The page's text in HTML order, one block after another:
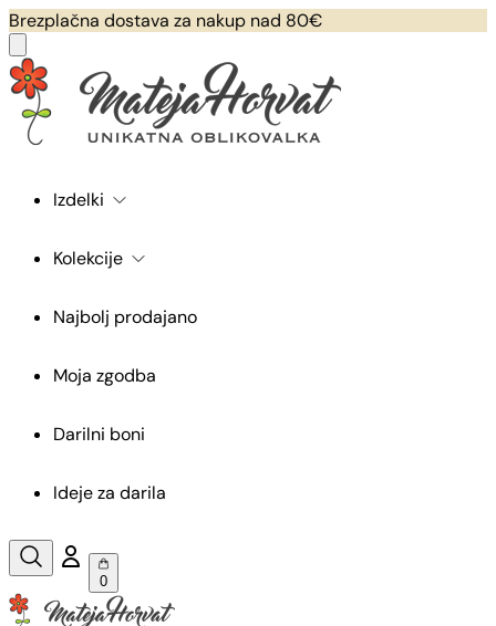
Brezplačna dostava za nakup nad 80€
Izdelki
Kolekcije
Najbolj prodajano
Moja zgodba
Darilni boni
Ideje za darila
0